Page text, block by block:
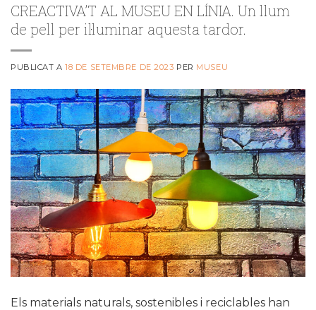
CREACTIVA’T AL MUSEU EN LÍNIA. Un llum
de pell per il·luminar aquesta tardor.
PUBLICAT A18 DE SETEMBRE DE 2023 PER MUSEU
Els materials naturals, sostenibles i reciclables han